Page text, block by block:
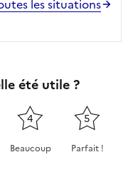
les situations
été utile ?
4
Beaucoup
5
Parfait !